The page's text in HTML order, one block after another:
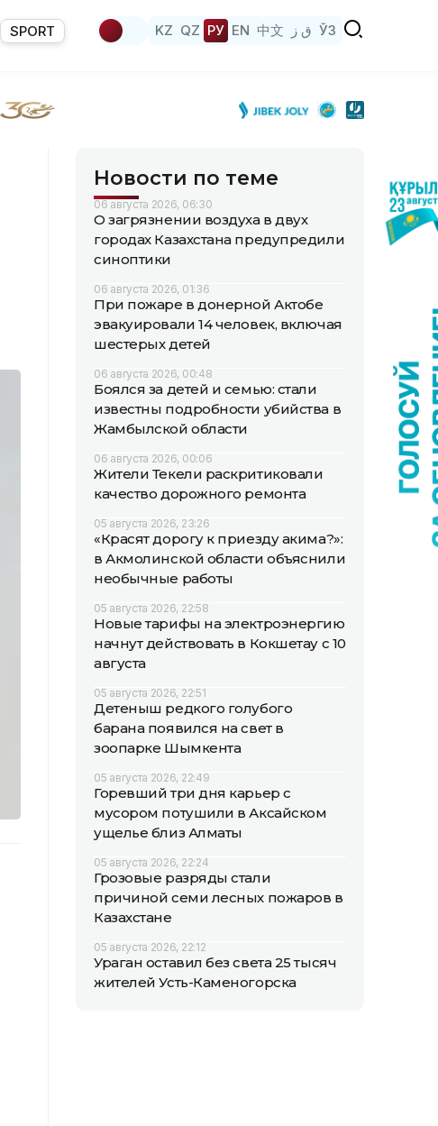
SPORT KZ QZ РУ EN 中文 ق ز ЎЗ
Новости по теме
06 августа 2026, 06:30
О загрязнении воздуха в двух
городах Казахстана предупредили
синоптики
06 августа 2026, 01:36
При пожаре в донерной Актобе
эвакуировали 14 человек, включая
шестерых детей
06 августа 2026, 00:48
Боялся за детей и семью: стали
известны подробности убийства в
Жамбылской области
06 августа 2026, 00:06
Жители Текели раскритиковали
качество дорожного ремонта
05 августа 2026, 23:26
«Красят дорогу к приезду акима?»:
в Акмолинской области объяснили
необычные работы
05 августа 2026, 22:58
Новые тарифы на электроэнергию
начнут действовать в Кокшетау с 10
августа
05 августа 2026, 22:51
Детеныш редкого голубого
барана появился на свет в
зоопарке Шымкента
05 августа 2026, 22:49
Горевший три дня карьер с
мусором потушили в Аксайском
ущелье близ Алматы
05 августа 2026, 22:24
Грозовые разряды стали
причиной семи лесных пожаров в
Казахстане
05 августа 2026, 22:12
Ураган оставил без света 25 тысяч
жителей Усть-Каменогорска